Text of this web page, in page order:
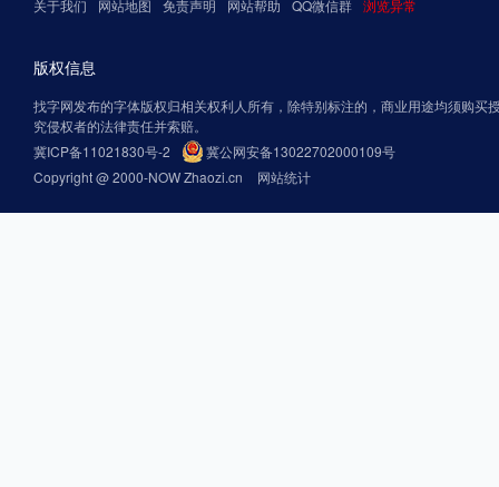
关于我们 网站地图 免责声明 网站帮助 QQ微信群 浏览异常
版权信息
找字网发布的字体版权归相关权利人所有，除特别标注的，商业用途均须购买
究侵权者的法律责任并索赔。
冀ICP备11021830号-2
冀公网安备13022702000109号
Copyright @ 2000-NOW Zhaozi.cn
网站统计